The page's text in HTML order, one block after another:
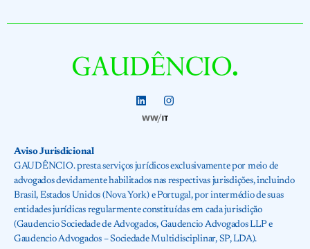
Aviso Jurisdicional
GAUDÊNCIO. presta serviços jurídicos exclusivamente por meio de
advogados devidamente habilitados nas respectivas jurisdições, incluindo
Brasil, Estados Unidos (Nova York) e Portugal, por intermédio de suas
entidades jurídicas regularmente constituídas em cada jurisdição
(Gaudencio Sociedade de Advogados, Gaudencio Advogados LLP e
Gaudencio Advogados – Sociedade Multidisciplinar, SP, LDA).